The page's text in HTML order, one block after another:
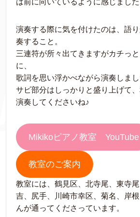
演奏する際に気を付けたのは、語
奏すること。
三連符が所々出てきますがカチっ
に、
歌詞を思い浮かべながら演奏しまし
サビ部分はしっかりと盛り上げて
演奏してくださいね♪
Mikikoピアノ教室 YouTube
教室のご案内
教室には、鶴見区、北寺尾、東寺
吉、尻手、川崎市幸区、菊名、岸
んが通ってくださっています。